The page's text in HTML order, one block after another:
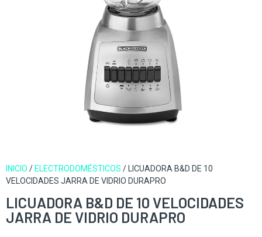
INICIO / ELECTRODOMÉSTICOS / LICUADORA B&D DE 10
VELOCIDADES JARRA DE VIDRIO DURAPRO
LICUADORA B&D DE 10 VELOCIDADES
JARRA DE VIDRIO DURAPRO